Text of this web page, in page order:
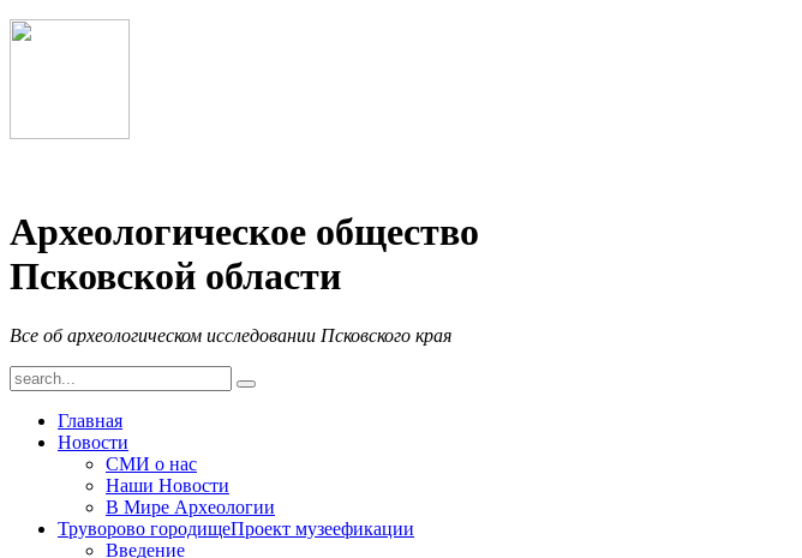
Археологическое общество
Псковской области
Все об археологическом исследовании Псковского края
Главная
Новости
СМИ о нас
Наши Новости
В Мире Археологии
Труворово городищеПроект музеефикации
Введение